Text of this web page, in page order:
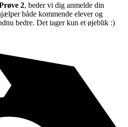
2, beder vi dig anmelde din
både kommende elever og
bedre. Det tager kun et øjeblik :)